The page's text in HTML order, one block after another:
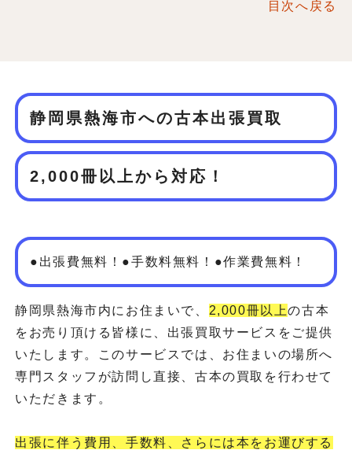
目次へ戻る
静岡県熱海市への古本出張買取
2,000冊以上から対応！
●出張費無料！●手数料無料！●作業費無料！
静岡県熱海市内にお住まいで、 2,000冊以上の古本
をお売り頂ける皆様に、出張買取サービスをご提供
いたします。このサービスでは、お住まいの場所へ
専門スタッフが訪問し直接、古本の買取を行わせて
いただきます。
出張に伴う費用、手数料、さらには本をお運びする